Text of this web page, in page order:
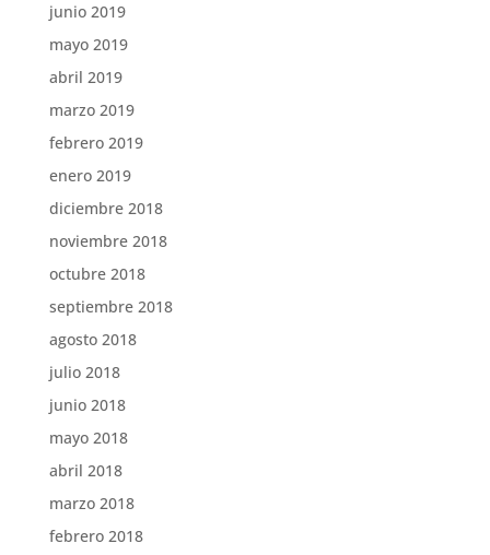
junio 2019
mayo 2019
abril 2019
marzo 2019
febrero 2019
enero 2019
diciembre 2018
noviembre 2018
octubre 2018
septiembre 2018
agosto 2018
julio 2018
junio 2018
mayo 2018
abril 2018
marzo 2018
febrero 2018